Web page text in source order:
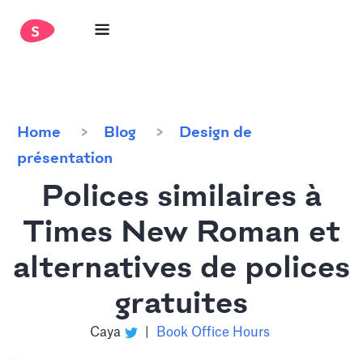
Home Blog
Design de
présentation
Polices similaires à
Times New Roman et
alternatives de polices
gratuites
Caya Book Office Hours